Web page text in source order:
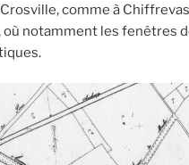
comme à
où notamment les fenêtres